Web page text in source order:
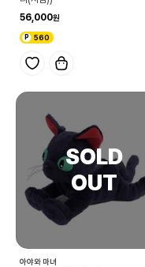
56,000
560
아야와 마녀